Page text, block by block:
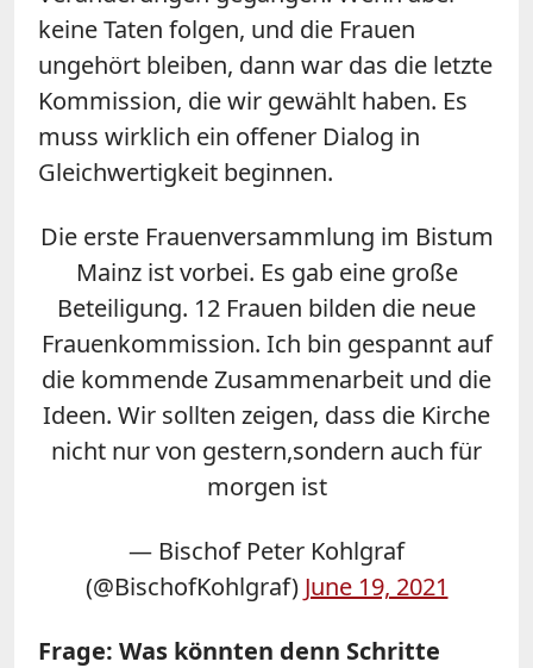
keine Taten folgen, und die Frauen
ungehört bleiben, dann war das die letzte
Kommission, die wir gewählt haben. Es
muss wirklich ein offener Dialog in
Gleichwertigkeit beginnen.
Die erste Frauenversammlung im Bistum
Mainz ist vorbei. Es gab eine große
Beteiligung. 12 Frauen bilden die neue
Frauenkommission. Ich bin gespannt auf
die kommende Zusammenarbeit und die
Ideen. Wir sollten zeigen, dass die Kirche
nicht nur von gestern,sondern auch für
morgen ist
— Bischof Peter Kohlgraf
(@BischofKohlgraf) June 19, 2021
Frage: Was könnten denn Schritte